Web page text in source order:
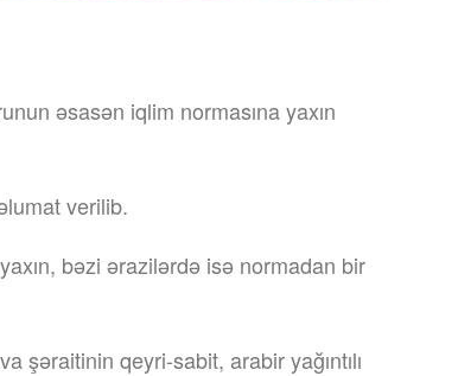
əsasən iqlim normasına yaxın
verilib.
yaxın, bəzi ərazilərdə isə normadan bir
şəraitinin qeyri-sabit, arabir yağıntılı